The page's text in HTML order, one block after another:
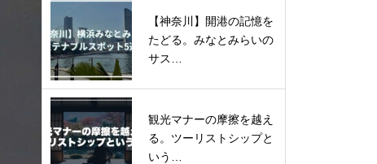
【神奈川】開港の記憶を
たどる。みなとみらいの
サス…
観光マナーの摩擦を越え
る。ツーリストシップと
いう…